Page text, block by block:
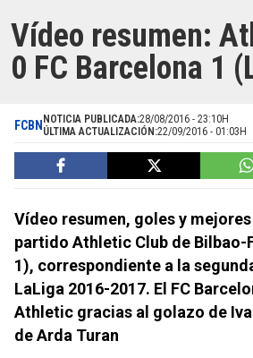
Vídeo resumen:
0 FC Barcelona 1
FCBN NOTICIA PUBLICADA:28/08/2016 - 23:10H
ÚLTIMA ACTUALIZACIÓN:22/09/2016 - 01:03H
Vídeo resumen, goles y
partido Athletic Club de Bilbao-
1), correspondiente a la
LaLiga 2016-2017. El FC
Athletic gracias al golazo de
de Arda Turan